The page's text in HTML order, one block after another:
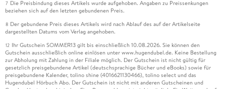
7 Die Preisbindung dieses Artikels wurde aufgehoben. Angaben zu Preissenkungen
beziehen sich auf den letzten gebundenen Preis.
8 Der gebundene Preis dieses Artikels wird nach Ablauf des auf der Artikelseite
dargestellten Datums vom Verlag angehoben.
12 Ihr Gutschein SOMMER13 gilt bis einschließlich 10.08.2026. Sie können den
Gutschein ausschließlich online einlösen unter www.hugendubel.de. Keine Bestellung
zur Abholung mit Zahlung in der Filiale möglich. Der Gutschein ist nicht gültig für
gesetzlich preisgebundene Artikel (deutschsprachige Bücher und eBooks) sowie für
preisgebundene Kalender, tolino shine (4016621130466), tolino select und das
Hugendubel Hörbuch Abo. Der Gutschein ist nicht mit anderen Gutscheinen und